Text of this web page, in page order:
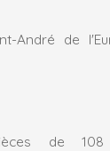
André de
de